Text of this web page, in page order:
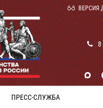
ВЕРСИЯ
8
ПРЕСС-СЛУЖБА